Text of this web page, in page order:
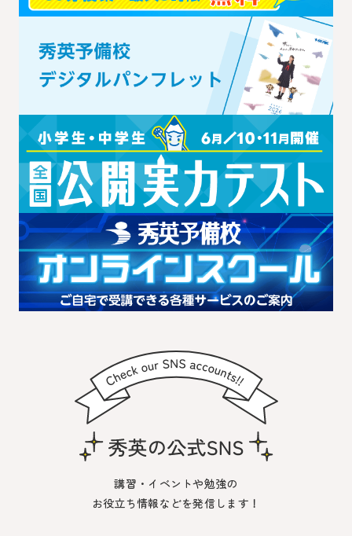
講習・イベントや勉強の
お役立ち情報などを発信します！